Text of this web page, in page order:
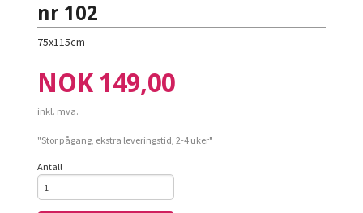
nr 102
75x115cm
Pris
NOK 149,00
inkl. mva.
"Stor pågang, ekstra leveringstid, 2-4 uker"
Antall